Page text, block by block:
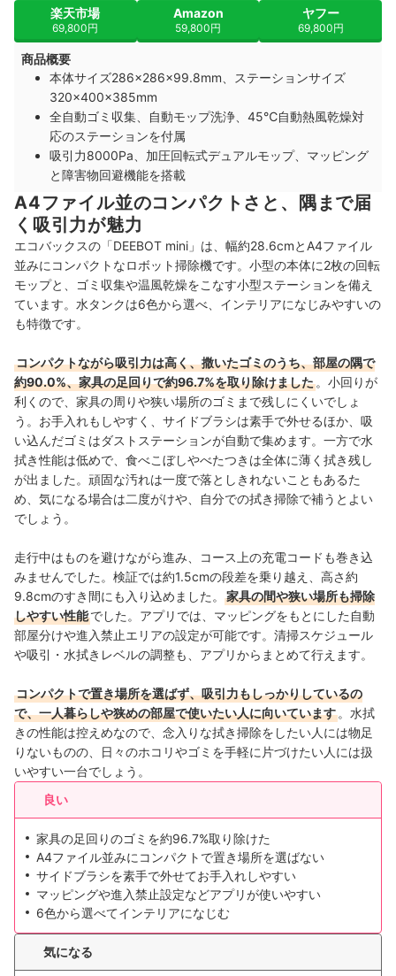
楽天市場
69,800円
Amazon
59,800円
ヤフー
69,800円
商品概要
本体サイズ286×286×99.8mm、ステーションサイズ
320×400×385mm
全自動ゴミ収集、自動モップ洗浄、45℃自動熱風乾燥対
応のステーションを付属
吸引力8000Pa、加圧回転式デュアルモップ、マッピング
と障害物回避機能を搭載
A4ファイル並のコンパクトさと、隅まで届
く吸引力が魅力
エコバックスの「DEEBOT mini」は、幅約28.6cmとA4ファイル
並みにコンパクトなロボット掃除機です。小型の本体に2枚の回転
モップと、ゴミ収集や温風乾燥をこなす小型ステーションを備え
ています。水タンクは6色から選べ、インテリアになじみやすいの
も特徴です。
コンパクトながら吸引力は高く、撒いたゴミのうち、部屋の隅で
約90.0%、家具の足回りで約96.7%を取り除けました 。小回りが
利くので、家具の周りや狭い場所のゴミまで残しにくいでしょ
う。お手入れもしやすく、サイドブラシは素手で外せるほか、吸
い込んだゴミはダストステーションが自動で集めます。一方で水
拭き性能は低めで、食べこぼしやべたつきは全体に薄く拭き残し
が出ました。頑固な汚れは一度で落としきれないこともあるた
め、気になる場合は二度がけや、自分での拭き掃除で補うとよい
でしょう。
走行中はものを避けながら進み、コース上の充電コードも巻き込
みませんでした。検証では約1.5cmの段差を乗り越え、高さ約
9.8cmのすき間にも入り込めました。
家具の間や狭い場所も掃除
しやすい性能でした。アプリでは、マッピングをもとにした自動
部屋分けや進入禁止エリアの設定が可能です。清掃スケジュール
や吸引・水拭きレベルの調整も、アプリからまとめて行えます。
コンパクトで置き場所を選ばず、吸引力もしっかりしているの
で、一人暮らしや狭めの部屋で使いたい人に向いています 。水拭
きの性能は控えめなので、念入りな拭き掃除をしたい人には物足
りないものの、日々のホコリやゴミを手軽に片づけたい人には扱
いやすい一台でしょう。
良い
家具の足回りのゴミを約96.7%取り除けた
A4ファイル並みにコンパクトで置き場所を選ばない
サイドブラシを素手で外せてお手入れしやすい
マッピングや進入禁止設定などアプリが使いやすい
6色から選べてインテリアになじむ
気になる